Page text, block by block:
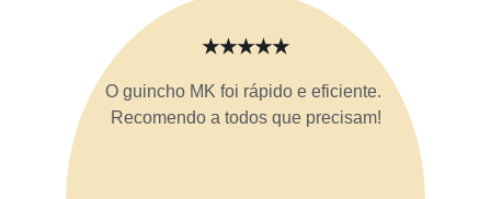
O guincho MK foi rápido e eficiente.
Recomendo a todos que precisam!
★★★★★